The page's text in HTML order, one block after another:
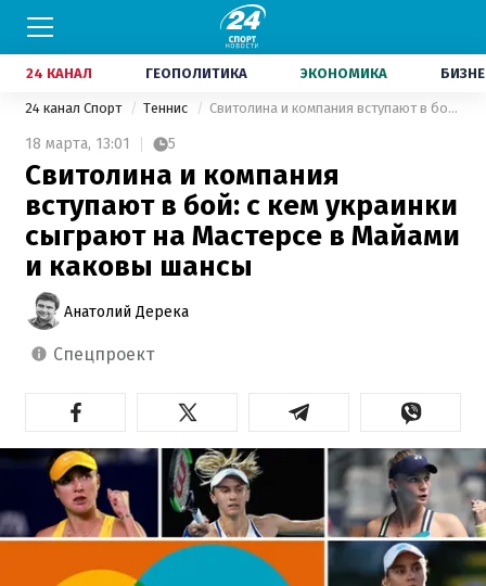
24 КАНАЛ ГЕОПОЛИТИКА ЭКОНОМИКА
24 канал Спорт Теннис Свитолина и компания вступают в бой: с кем украинки сыграют на Мастерсе в Майами и каковы шансы
18 марта, 13:01 5
Свитолина и компания
вступают в бой: с кем украинки
сыграют на Мастерсе в Майами
и каковы шансы
Анатолий Дерека
спецпроект